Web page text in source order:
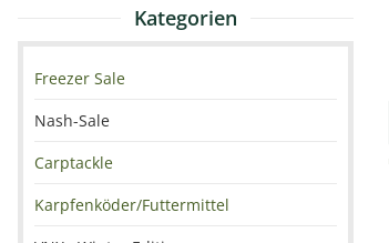
Kategorien
Freezer Sale
Nash-Sale
Carptackle
Karpfenköder/Futtermittel